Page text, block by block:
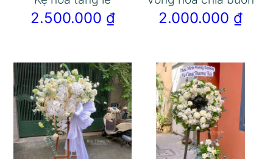
2.500.000 ₫ 2.000.000 ₫